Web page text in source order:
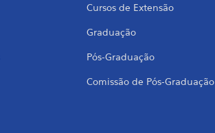
Cursos de Extensão
Graduação
Pós-Graduação
Comissão de Pós-Graduação